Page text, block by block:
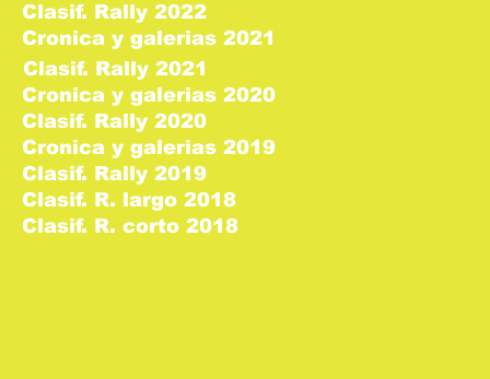
Clasif. Rally 2022
Cronica y galerias 2021
Clasif. Rally 2021
Cronica y galerias 2020
Clasif. Rally 2020
Cronica y galerias 2019
Clasif. Rally 2019
Clasif. R. largo 2018
Clasif. R. corto 2018